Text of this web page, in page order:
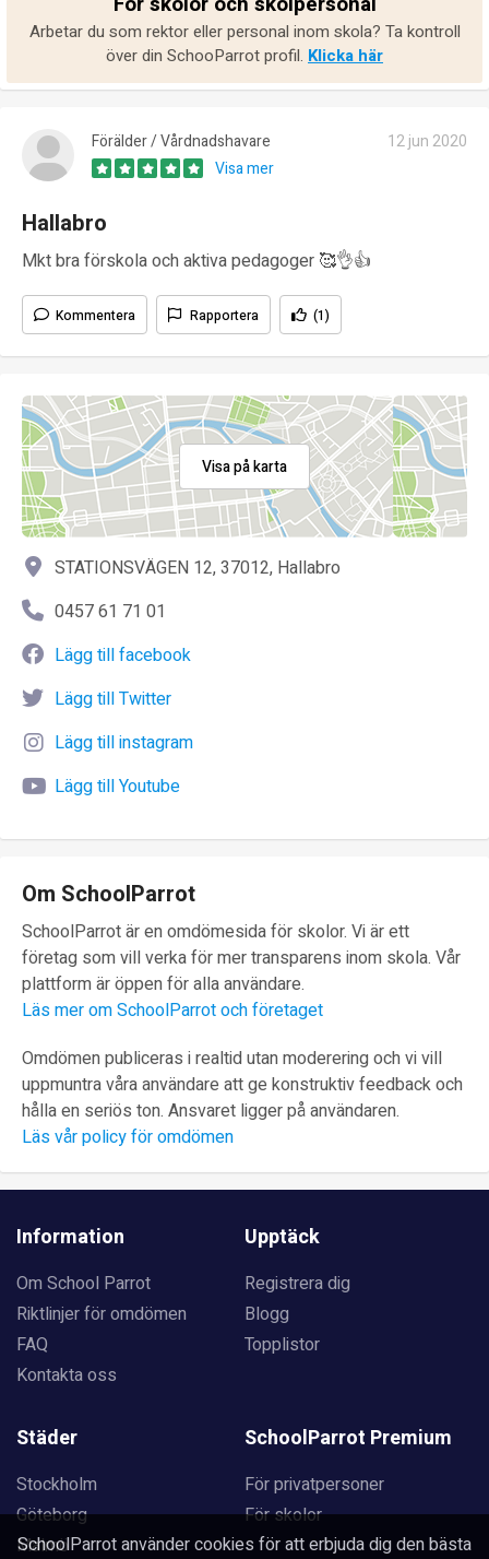
Arbetar du som rektor eller personal inom skola? Ta kontroll
över din SchooParrot profil. Klicka här
Förälder / Vårdnadshavare
12 jun 2020
Visa mer
Hallabro
Mkt bra förskola och aktiva pedagoger 🥰👌👍
Kommentera Rapportera (1)
Visa på karta
STATIONSVÄGEN 12, 37012, Hallabro
0457 61 71 01
Lägg till facebook
Lägg till Twitter
Lägg till instagram
Lägg till Youtube
Om SchoolParrot
SchoolParrot är en omdömesida för skolor. Vi är ett
företag som vill verka för mer transparens inom skola. Vår
plattform är öppen för alla användare.
Läs mer om SchoolParrot och företaget
Omdömen publiceras i realtid utan moderering och vi vill
uppmuntra våra användare att ge konstruktiv feedback och
hålla en seriös ton. Ansvaret ligger på användaren.
Läs vår policy för omdömen
Information
Om School Parrot
Riktlinjer för omdömen
FAQ
Kontakta oss
Upptäck
Registrera dig
Blogg
Topplistor
Städer
Stockholm
Göteborg
Malmö
SchoolParrot Premium
För privatpersoner
För skolor
SchoolParrot använder cookies för att erbjuda dig den bästa